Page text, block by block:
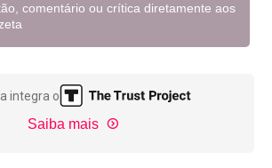
comentário ou crítica diretamente aos
integra o
Saiba mais